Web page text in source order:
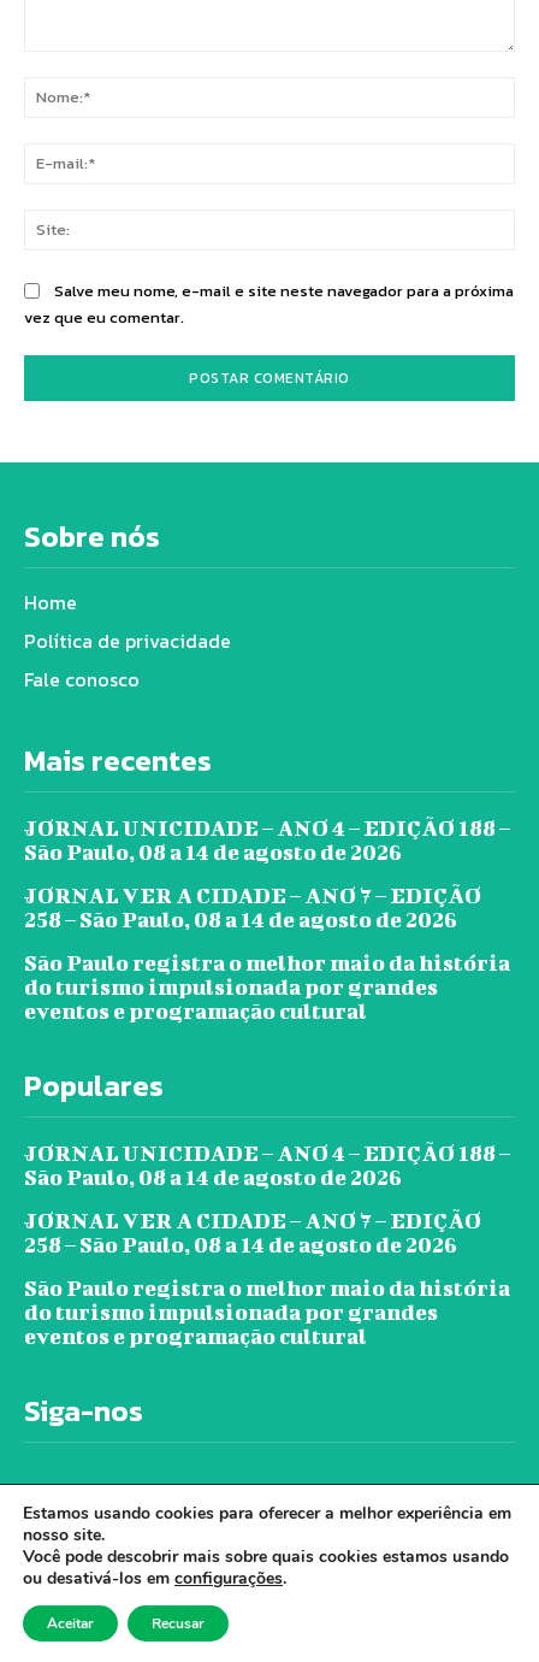
Salve meu nome, e-mail e site neste navegador para a próxima
vez que eu comentar.
Sobre nós
Home
Política de privacidade
Fale conosco
Mais recentes
JORNAL UNICIDADE – ANO 4 – EDIÇÃO 188 –
São Paulo, 08 a 14 de agosto de 2026
JORNAL VER A CIDADE – ANO 7 – EDIÇÃO
258 – São Paulo, 08 a 14 de agosto de 2026
São Paulo registra o melhor maio da história
do turismo impulsionada por grandes
eventos e programação cultural
Populares
JORNAL UNICIDADE – ANO 4 – EDIÇÃO 188 –
São Paulo, 08 a 14 de agosto de 2026
JORNAL VER A CIDADE – ANO 7 – EDIÇÃO
258 – São Paulo, 08 a 14 de agosto de 2026
São Paulo registra o melhor maio da história
do turismo impulsionada por grandes
eventos e programação cultural
Siga-nos
© Jornal Ver A Cidade - Todos os direitos
reservados. - Desenvolvido por Cloudbe.
Estamos usando cookies para oferecer a melhor experiência em
nosso site.
Você pode descobrir mais sobre quais cookies estamos usando
ou desativá-los em configurações.
Aceitar Recusar